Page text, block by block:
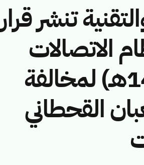
تنشر قرار
الاتصالات
رقم (4374351/ق/1443هـ) لمخالفة
القحطاني